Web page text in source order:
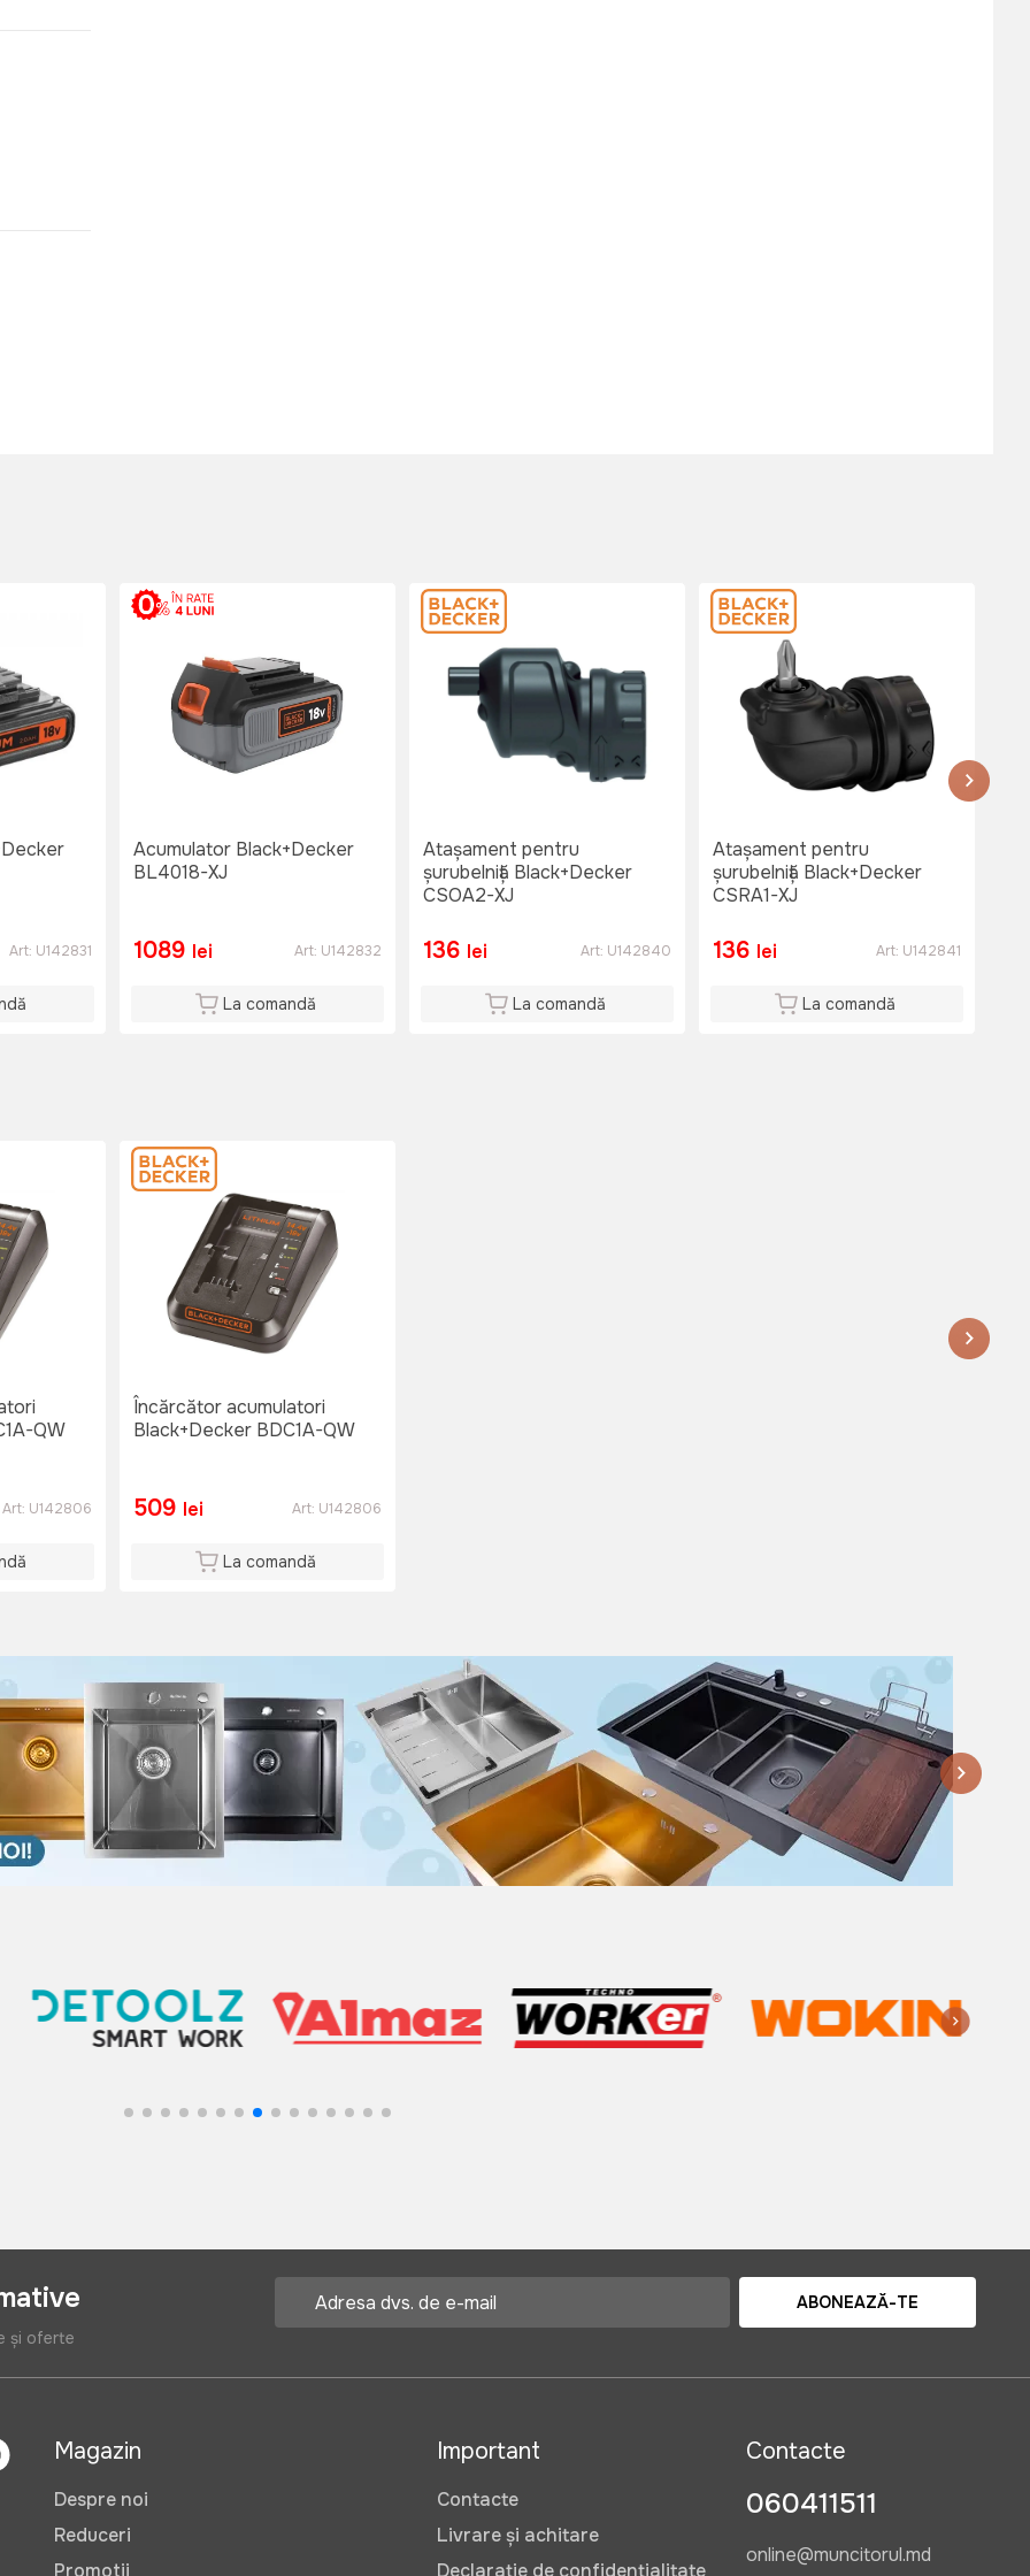
Art: U142831
Acumulator Black+Decker
BL4018-XJ
1089 lei Art: U142832
La comandă
Atașament pentru
șurubelniță Black+Decker
CSOA2-XJ
136 lei Art: U142840
La comandă
Atașament pentru
șurubelniță Black+Decker
CSRA1-XJ
136 lei Art: U142841
La comandă
QW
Art: U142806
Încărcător acumulatori
Black+Decker BDC1A-QW
509 lei Art: U142806
La comandă
și oferte
ABONEAZĂ-TE
Magazin
Despre noi
Reduceri
Promotii
Important
Contacte
Livrare și achitare
Declarație de confidențialitate
Contacte
060411511
online@muncitorul.md